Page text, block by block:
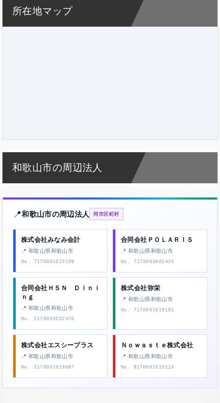
所在地マップ
和歌山市の周辺法人
📍和歌山市の周辺法人 同市区町村
株式会社みなみ会計
📍 和歌山県和歌山市
No. 7170001019198
合同会社ＰＯＬＡＲＩＳ
📍 和歌山県和歌山市
No. 7170003002433
合同会社ＨＳＮ Ｄｉｎｉ
ｎｇ
📍 和歌山県和歌山市
No. 2170003002470
株式会社弥栄
📍 和歌山県和歌山市
No. 7170001019181
株式会社エスシープラス
📍 和歌山県和歌山市
No. 2170001019087
Ｎｏｗａｓｔｅ株式会社
📍 和歌山県和歌山市
No. 8170001019123